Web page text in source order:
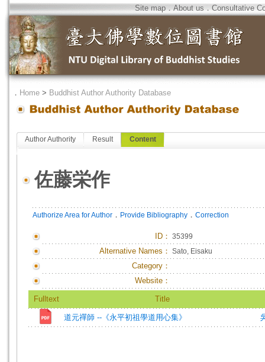
Site map．About us．Consultative
． Home > Buddhist Author Authority Database
Author Authority Result Content
佐藤栄作
Authorize Area for Author ． Provide Bibliography ． Correction
ID ： 35399
Alternative Names： Sato, Eisaku
Category：
Website：
Fulltext Title
道元禪師 --《永平初祖學道用心集》